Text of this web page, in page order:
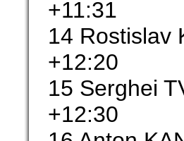
+11:31
14 Rostislav
+12:20
15 Serghei
+12:30